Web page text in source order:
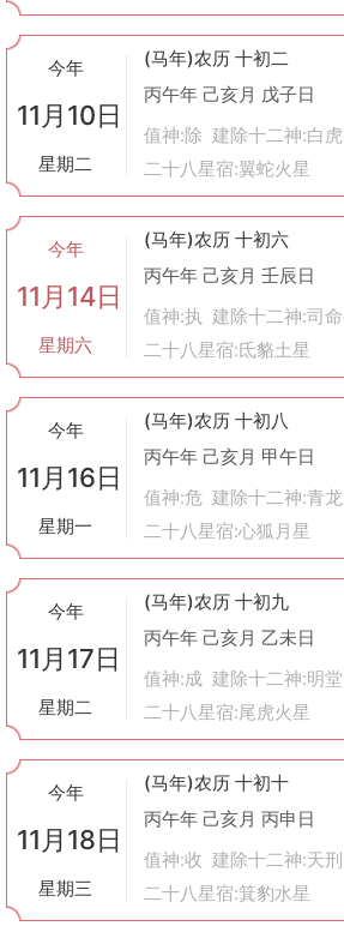
今年
11月10日
星期二
(马年)农历 十初二
丙午年 己亥月 戊子日
值神:除 建除十二神:白虎
二十八星宿:翼蛇火星
今年
11月14日
星期六
(马年)农历 十初六
丙午年 己亥月 壬辰日
值神:执 建除十二神:司命
二十八星宿:氐貉土星
今年
11月16日
星期一
(马年)农历 十初八
丙午年 己亥月 甲午日
值神:危 建除十二神:青龙
二十八星宿:心狐月星
今年
11月17日
星期二
(马年)农历 十初九
丙午年 己亥月 乙未日
值神:成 建除十二神:明堂
二十八星宿:尾虎火星
今年
11月18日
星期三
(马年)农历 十初十
丙午年 己亥月 丙申日
值神:收 建除十二神:天刑
二十八星宿:箕豹水星